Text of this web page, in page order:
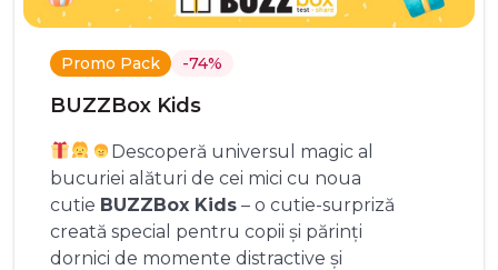
Promo Pack -74%
BUZZBox Kids
Descoperă universul magic al
bucuriei alături de cei mici cu noua
cutie BUZZBox Kids – o cutie-surpriză
creată special pentru copii și părinți
dornici de momente distractive și